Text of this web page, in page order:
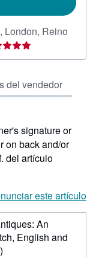
, London, Reino
del vendedor
signature or
on back and/or
del artículo
este artículo
An
English and